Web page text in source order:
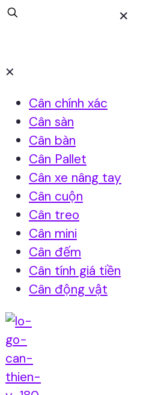
✕
✕
Cân chính xác
Cân sàn
Cân bàn
Cân Pallet
Cân xe nâng tay
Cân cuộn
Cân treo
Cân mini
Cân đếm
Cân tính giá tiền
Cân động vật